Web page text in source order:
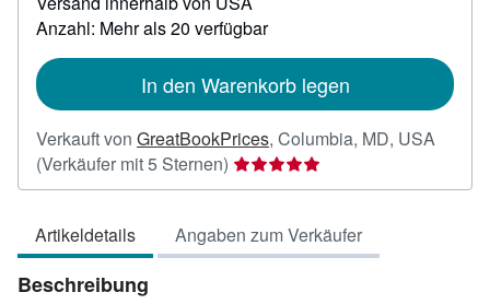
Versandkosten
Anzahl: Mehr als 20 verfügbar
In den Warenkorb legen
Verkauft von GreatBookPrices, Columbia, MD, USA
(Verkäufer mit 5 Sternen) Verkäuferbewertung
5
5
Sternen
Artikeldetails Angaben zum Verkäufer
Beschreibung